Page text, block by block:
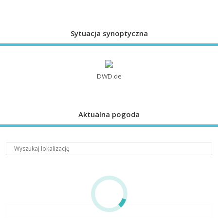
Sytuacja synoptyczna
DWD.de
Aktualna pogoda